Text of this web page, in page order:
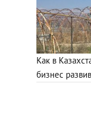
Как в
бизнес